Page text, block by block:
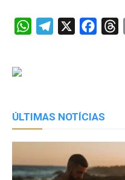
WhatsAppTelegram
ÚLTIMAS NOTÍCIAS